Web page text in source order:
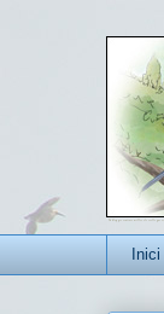
Un blog per conèixer millor els ocells que
Inici